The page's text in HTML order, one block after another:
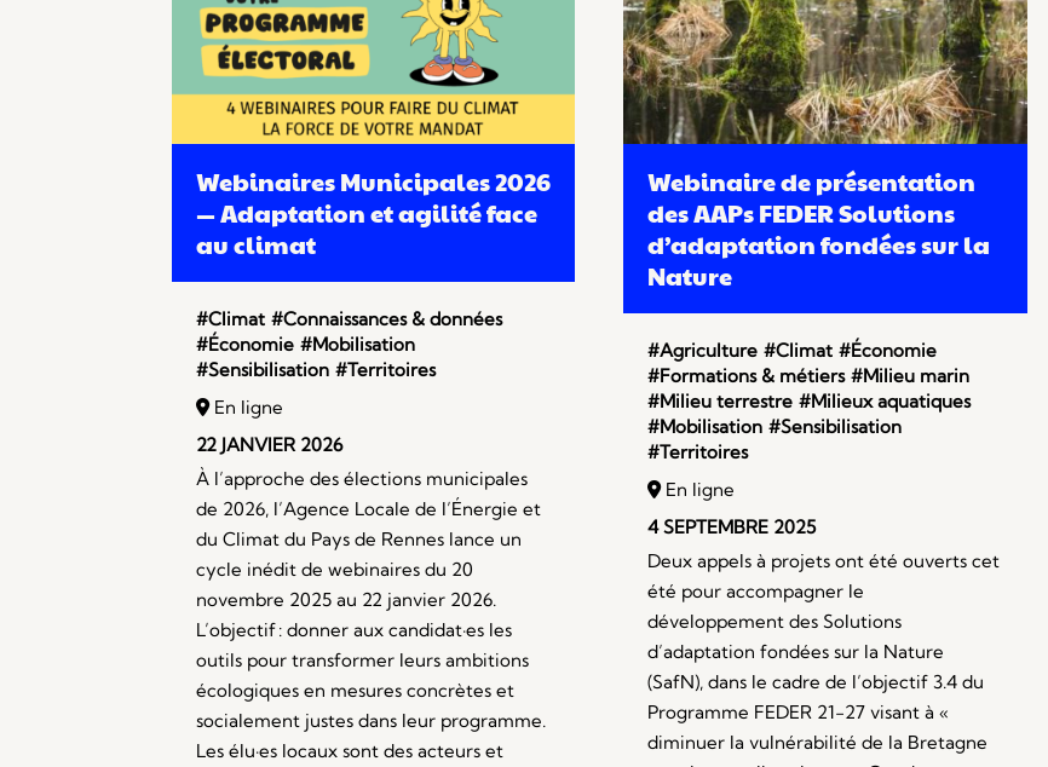
Webinaires Municipales 2026
— Adaptation et agilité face
au climat
#Climat #Connaissances & données
#Économie #Mobilisation
#Sensibilisation #Territoires
En ligne
22 JANVIER 2026
À l’approche des élections municipales
de 2026, l’Agence Locale de l’Énergie et
du Climat du Pays de Rennes lance un
cycle inédit de webinaires du 20
novembre 2025 au 22 janvier 2026.
L’objectif : donner aux candidat·es les
outils pour transformer leurs ambitions
écologiques en mesures concrètes et
socialement justes dans leur programme.
Les élu·es locaux sont des acteurs et
Webinaire de présentation
des AAPs FEDER Solutions
d’adaptation fondées sur la
Nature
#Agriculture #Climat #Économie
#Formations & métiers #Milieu marin
#Milieu terrestre #Milieux aquatiques
#Mobilisation #Sensibilisation
#Territoires
En ligne
4 SEPTEMBRE 2025
Deux appels à projets ont été ouverts cet
été pour accompagner le
développement des Solutions
d’adaptation fondées sur la Nature
(SafN), dans le cadre de l’objectif 3.4 du
Programme FEDER 21-27 visant à «
diminuer la vulnérabilité de la Bretagne